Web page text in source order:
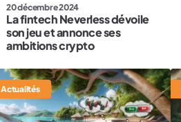
20 décembre 2024
La fintech Neverless dévoile
son jeu et annonce ses
ambitions crypto
Actualités